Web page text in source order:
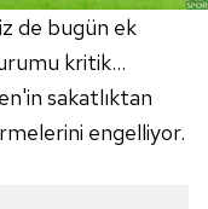
de bugün ek
kritik...
sakatlıktan
engelliyor.